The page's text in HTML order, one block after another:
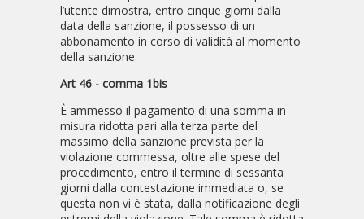
l’utente dimostra, entro cinque giorni dalla
data della sanzione, il possesso di un
abbonamento in corso di validità al momento
della sanzione.
Art 46 - comma 1bis
È ammesso il pagamento di una somma in
misura ridotta pari alla terza parte del
massimo della sanzione prevista per la
violazione commessa, oltre alle spese del
procedimento, entro il termine di sessanta
giorni dalla contestazione immediata o, se
questa non vi è stata, dalla notificazione degli